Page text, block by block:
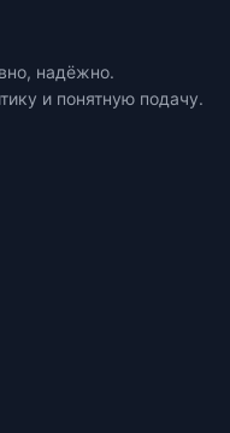
надёжно.
и понятную подачу.